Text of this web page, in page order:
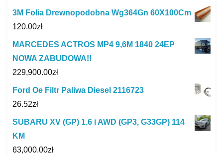
3M Folia Drewnopodobna Wg364Gn 60X100Cm
120.00zł
MARCEDES ACTROS MP4 9,6M 1840 24EP
NOWA ZABUDOWA!!
229,900.00zł
Ford Oe Filtr Paliwa Diesel 2116723
26.52zł
SUBARU XV (GP) 1.6 i AWD (GP3, G33GP) 114
KM
63,000.00zł